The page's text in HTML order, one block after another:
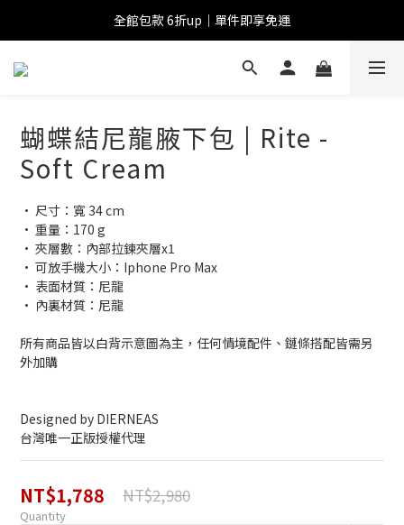
全館包款 6折up｜單件即享免運
蝴蝶結尼龍腋下包 | Rite -
Soft Cream
• 尺寸：寬 34 cm
• 重量：170 g
• 夾層數：內部拉鍊夾層x1
• 可放手機大小：Iphone Pro Max
• 表面材質：尼龍
• 內裏材質：尼龍
所有商品皆以白背示意圖為主，任何情境配件、鏈條搭配皆需另
外加購
Designed by DIERNEAS
台灣唯一正版授權代理
NT$1,788 NT$2,980
Quantity